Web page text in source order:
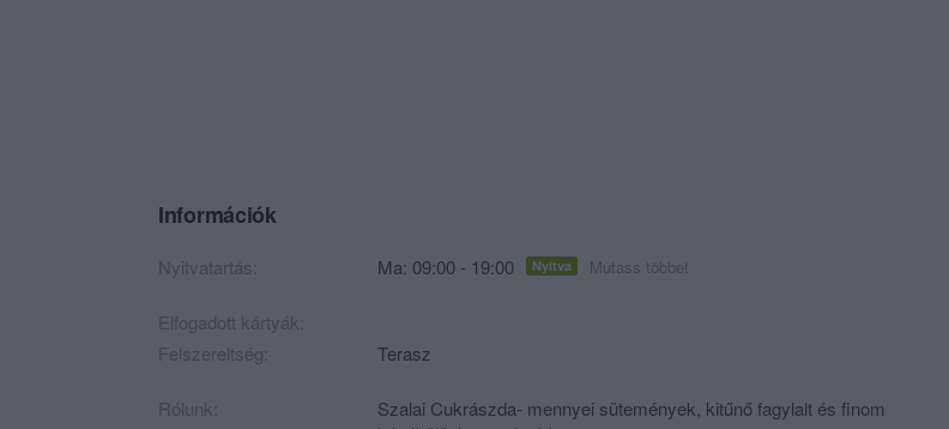
Információk
Nyitvatartás: Ma: 09:00 - 19:00 Nyitva Mutass többet
Elfogadott kártyák:
Felszereltség:
Terasz
Rólunk:
Szalai Cukrászda- mennyei sütemények, kitűnő fagylalt és finom